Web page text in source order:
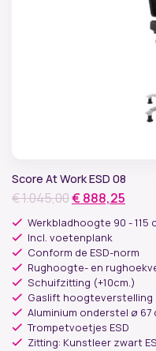
Score At Work ESD 08
€1.045,00
prijs
was:
€ 1.045,00.
€ 888,25
prijs
€
Werkbladhoogte 90 - 115
Incl. voetenplank
Conform de ESD-norm
Rughoogte- en
Schuifzitting (+10cm.)
Gaslift hoogteverstelling
Aluminium onderstel ø 67
Trompetvoetjes ESD
Zitting: Kunstleer zwart